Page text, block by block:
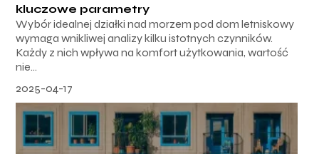
kluczowe parametry
Wybór idealnej działki nad morzem pod dom letniskowy
wymaga wnikliwej analizy kilku istotnych czynników.
Każdy z nich wpływa na komfort użytkowania, wartość
nie...
2025-04-17